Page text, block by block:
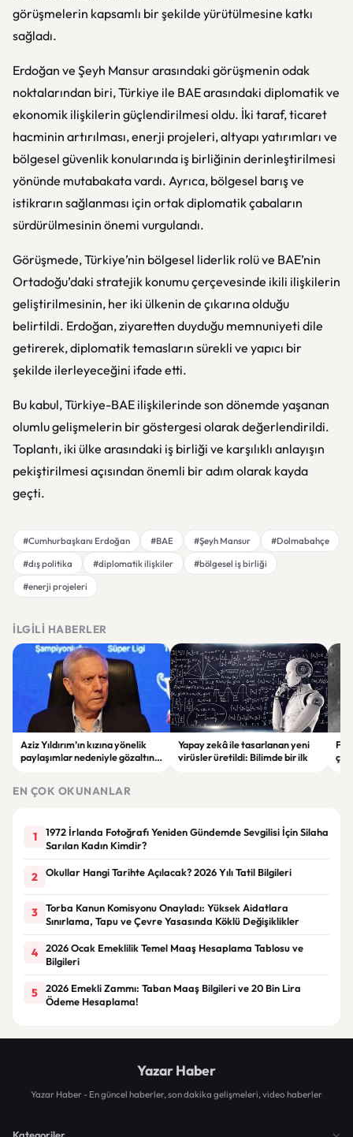
görüşmelerin kapsamlı bir şekilde yürütülmesine katkı
sağladı.
Erdoğan ve Şeyh Mansur arasındaki görüşmenin odak
noktalarından biri, Türkiye ile BAE arasındaki diplomatik ve
ekonomik ilişkilerin güçlendirilmesi oldu. İki taraf, ticaret
hacminin artırılması, enerji projeleri, altyapı yatırımları ve
bölgesel güvenlik konularında iş birliğinin derinleştirilmesi
yönünde mutabakata vardı. Ayrıca, bölgesel barış ve
istikrarın sağlanması için ortak diplomatik çabaların
sürdürülmesinin önemi vurgulandı.
Görüşmede, Türkiye’nin bölgesel liderlik rolü ve BAE’nin
Ortadoğu’daki stratejik konumu çerçevesinde ikili ilişkilerin
geliştirilmesinin, her iki ülkenin de çıkarına olduğu
belirtildi. Erdoğan, ziyaretten duyduğu memnuniyeti dile
getirerek, diplomatik temasların sürekli ve yapıcı bir
şekilde ilerleyeceğini ifade etti.
Bu kabul, Türkiye-BAE ilişkilerinde son dönemde yaşanan
olumlu gelişmelerin bir göstergesi olarak değerlendirildi.
Toplantı, iki ülke arasındaki iş birliği ve karşılıklı anlayışın
pekiştirilmesi açısından önemli bir adım olarak kayda
geçti.
#Cumhurbaşkanı Erdoğan #BAE #Şeyh Mansur
#Dolmabahçe
#dış politika
#diplomatik ilişkiler
#bölgesel iş birliği
#enerji projeleri
İLGILI HABERLER
Aziz Yıldırım’ın kızına yönelik
paylaşımlar nedeniyle gözaltına
Yapay zekâ ile tasarlanan yeni
virüsler üretildi: Bilimde bir ilk
EN ÇOK OKUNANLAR
1
1972 İrlanda Fotoğrafı Yeniden Gündemde Sevgilisi İçin Silaha
Sarılan Kadın Kimdir?
2 Okullar Hangi Tarihte Açılacak? 2026 Yılı Tatil Bilgileri
3
Torba Kanun Komisyonu Onayladı: Yüksek Aidatlara
Sınırlama, Tapu ve Çevre Yasasında Köklü Değişiklikler
4
2026 Ocak Emeklilik Temel Maaş Hesaplama Tablosu ve
Bilgileri
5
2026 Emekli Zammı: Taban Maaş Bilgileri ve 20 Bin Lira
Ödeme Hesaplama!
Yazar Haber
Yazar Haber - En güncel haberler, son dakika gelişmeleri, video haberler
Kategoriler